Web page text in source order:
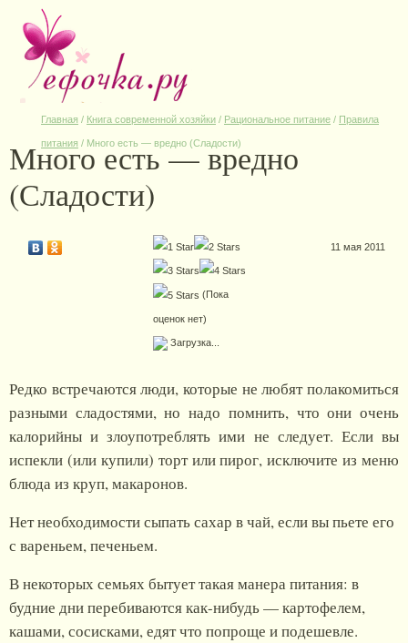
Главная / Книга современной хозяйки / Рациональное питание / Правила
питания / Много есть — вредно (Сладости)
Много есть — вредно
(Сладости)
(Пока
оценок нет)
Загрузка...
11 мая 2011
Редко встречаются люди, которые не любят полакомиться
разными сладостями, но надо помнить, что они очень
калорийны и злоупотреблять ими не следует. Если вы
испекли (или купили) торт или пирог, исключите из меню
блюда из круп, макаронов.
Нет необходимости сыпать сахар в чай, если вы пьете его
с вареньем, печеньем.
В некоторых семьях бытует такая манера питания: в
будние дни перебиваются как-нибудь — картофелем,
кашами, сосисками, едят что попроще и подешевле.